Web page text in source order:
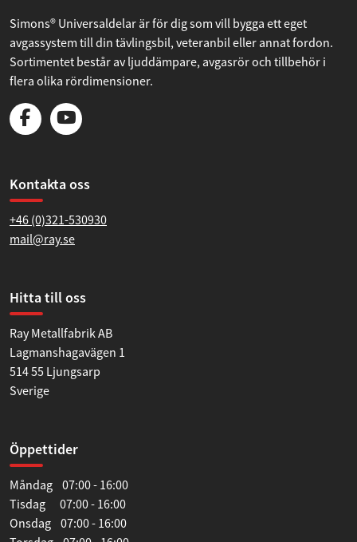
Simons® Universaldelar är för dig som vill bygga ett eget
avgassystem till din tävlingsbil, veteranbil eller annat fordon.
Sortimentet består av ljuddämpare, avgasrör och tillbehör i
flera olika rördimensioner.
Kontakta oss
+46 (0)321-530930
mail@ray.se
Hitta till oss
Ray Metallfabrik AB
Lagmanshagavägen 1
514 55 Ljungsarp
Sverige
Öppettider
Måndag 07:00 - 16:00
Tisdag 07:00 - 16:00
Onsdag 07:00 - 16:00